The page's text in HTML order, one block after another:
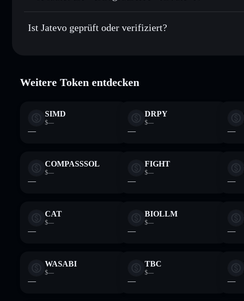
Privacy Aggregator
Jatevo
9VY2rDbtsBmTsBxoRF8hWSEUKGqnoQoe9V6W3JnjNgfm
Ist Jatevo geprüft oder verifiziert?
Weitere Token entdecken
SIMD
$—
—
DRPY
$—
— —
COMPASSSOL
$—
—
FIGHT
$—
— —
CAT
$—
—
BIOLLM
$—
— —
WASABI
$—
—
TBC
$—
— —